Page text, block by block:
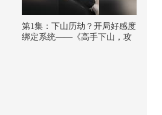
第1集：下山历劫？开局好感度
绑定系统——《高手下山，攻